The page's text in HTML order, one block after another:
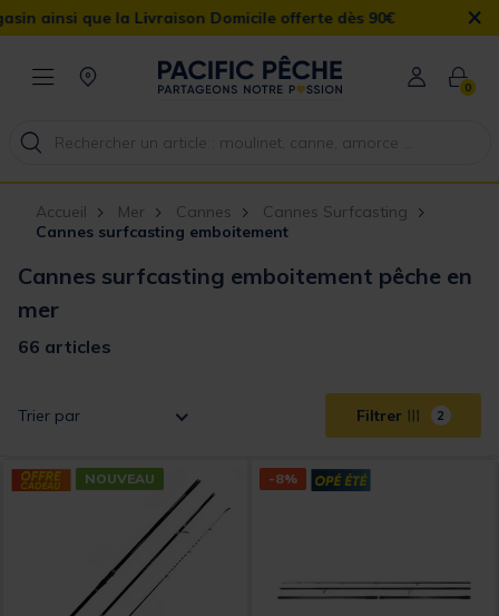
Domicile offerte dès 90€ ×
0
Accueil Mer Cannes
Cannes Surfcasting
Cannes surfcasting emboitement
Cannes surfcasting emboitement pêche en
mer
66 articles
Trier par Filtrer 2
NOUVEAU -8%